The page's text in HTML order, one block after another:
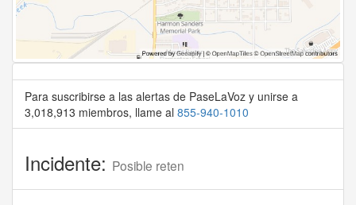
Para suscribirse a las alertas de PaseLaVoz y unirse a
3,018,913 miembros, llame al 855-940-1010
Incidente: Posible reten